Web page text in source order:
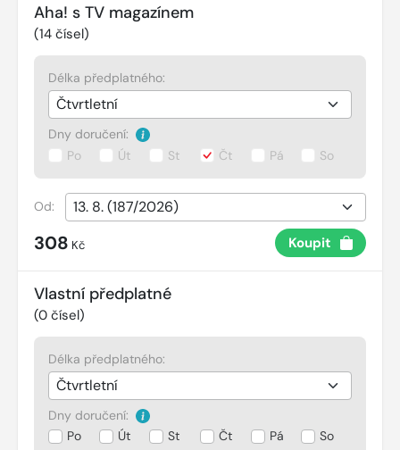
Aha! s TV magazínem
(14 čísel)
Délka předplatného:
Dny doručení:
Po
Út St Čt Pá So
Od:
308 Kč Koupit
Vlastní předplatné
(0 čísel)
Délka předplatného:
Dny doručení:
Po
Út St Čt Pá So